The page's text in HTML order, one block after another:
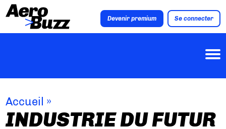
Devenir premium Se connecter
Accueil »
INDUSTRIE DU FUTUR